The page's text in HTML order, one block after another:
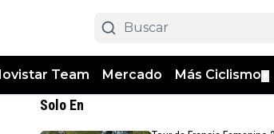
Team Mercado Más Ciclismo
Solo En